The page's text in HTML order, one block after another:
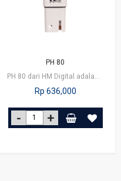
PH 80
Rp 636,000